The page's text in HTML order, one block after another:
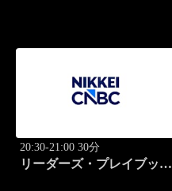
20:30-21:00 30分
リーダーズ・プレイブック